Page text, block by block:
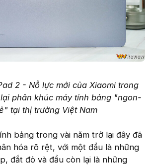
2 - Nỗ lực mới của Xiaomi trong
phân khúc máy tính bảng "ngon-
tại thị trường Việt Nam
bảng trong vài năm trở lại đây đã
hóa rõ rệt, với một đầu là những
đắt đỏ và đầu còn lại là những